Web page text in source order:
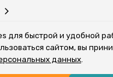
для быстрой и удобной
сайтом, вы
данных.